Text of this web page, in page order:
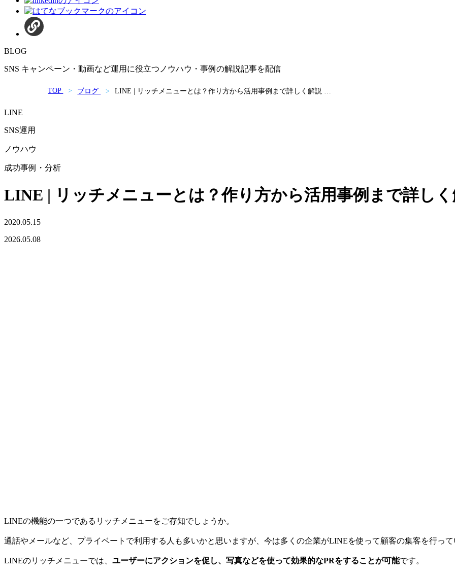
BLOG
SNS キャンペーン・動画など運用に役立つノウハウ・事例の解説記事を配信
TOP ブログ LINE | リッチメニューとは？作り方から活用事例まで詳しく解説
LINE
SNS運用
ノウハウ
成功事例・分析
LINE | リッチメニューとは？作り方から活用事例まで詳し
2020.05.15
2026.05.08
LINEの機能の一つであるリッチメニューをご存知でしょうか。
通話やメールなど、プライベートで利用する人も多いかと思いますが、今は多くの企業がLINEを使って顧客の集客を行っ
LINEのリッチメニューでは、 ユーザーにアクションを促し、写真などを使って効果的なPRをすることが可能です。